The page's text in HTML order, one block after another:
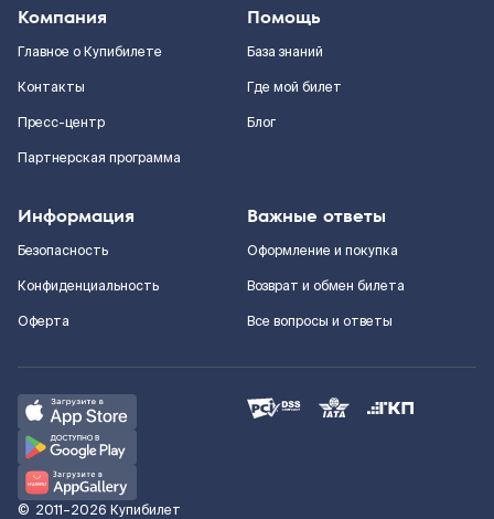
Компания
Главное о Купибилете
Контакты
Пресс-центр
Партнерская программа
Помощь
База знаний
Где мой билет
Блог
Информация
Безопасность
Конфиденциальность
Оферта
Важные ответы
Оформление и покупка
Возврат и обмен билета
Все вопросы и ответы
© 2011–2026 Купибилет